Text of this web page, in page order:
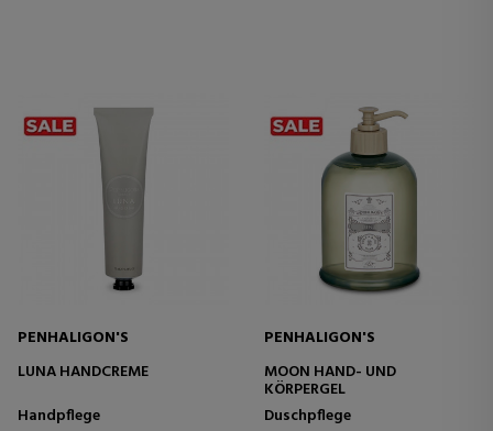
PENHALIGON'S
LUNA HANDCREME
Handpflege
PENHALIGON'S
MOON HAND- UND
KÖRPERGEL
Duschpflege